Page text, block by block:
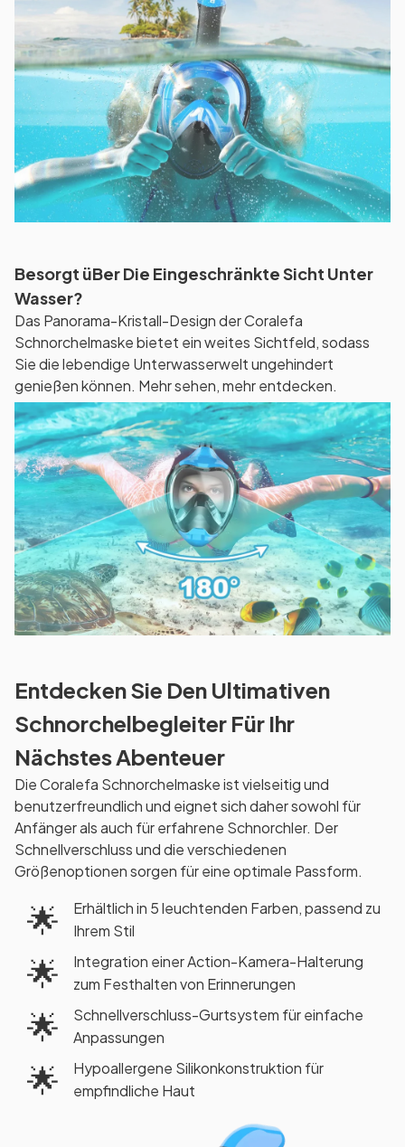
Besorgt üBer Die Eingeschränkte Sicht Unter
Wasser?
Das Panorama-Kristall-Design der Coralefa
Schnorchelmaske bietet ein weites Sichtfeld, sodass
Sie die lebendige Unterwasserwelt ungehindert
genießen können. Mehr sehen, mehr entdecken.
Entdecken Sie Den Ultimativen
Schnorchelbegleiter Für Ihr
Nächstes Abenteuer
Die Coralefa Schnorchelmaske ist vielseitig und
benutzerfreundlich und eignet sich daher sowohl für
Anfänger als auch für erfahrene Schnorchler. Der
Schnellverschluss und die verschiedenen
Größenoptionen sorgen für eine optimale Passform.
🌟
Erhältlich in 5 leuchtenden Farben, passend zu
Ihrem Stil
🌟
Integration einer Action-Kamera-Halterung
zum Festhalten von Erinnerungen
🌟
Schnellverschluss-Gurtsystem für einfache
Anpassungen
🌟
Hypoallergene Silikonkonstruktion für
empfindliche Haut